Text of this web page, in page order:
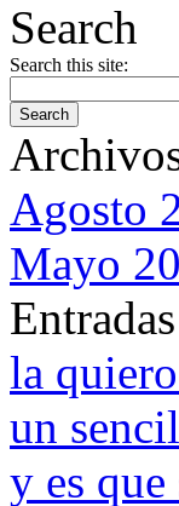
Search
Search this site:
Agosto
Mayo
la
un
y es